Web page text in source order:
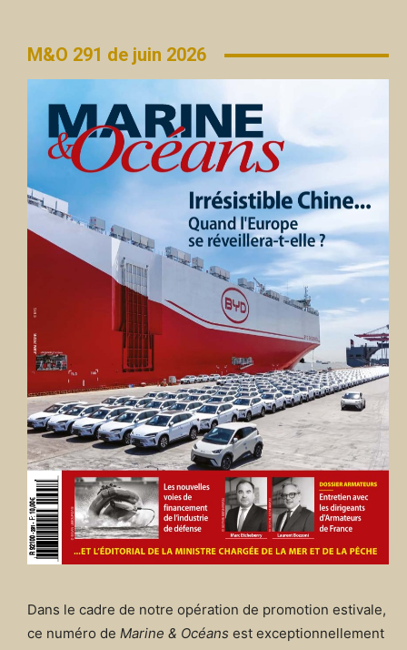
M&O 291 de juin 2026
Dans le cadre de notre opération de promotion estivale,
ce numéro de Marine & Océans est exceptionnellement